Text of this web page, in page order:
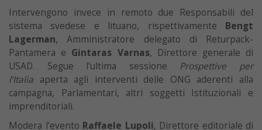
Intervengono invece in remoto due Responsabili del
sistema svedese e lituano, rispettivamente Bengt
Lagerman, Amministratore delegato di Returpack-
Pantamera e Gintaras Varnas, Direttore generale di
USAD. Segue l’ultima sessione Prospettive per
l’Italia aperta agli interventi delle ONG aderenti alla
campagna, Parlamentari, altri soggetti Istituzionali e
imprenditoriali.
Modera l’evento Raffaele Lupoli, Direttore editoriale di